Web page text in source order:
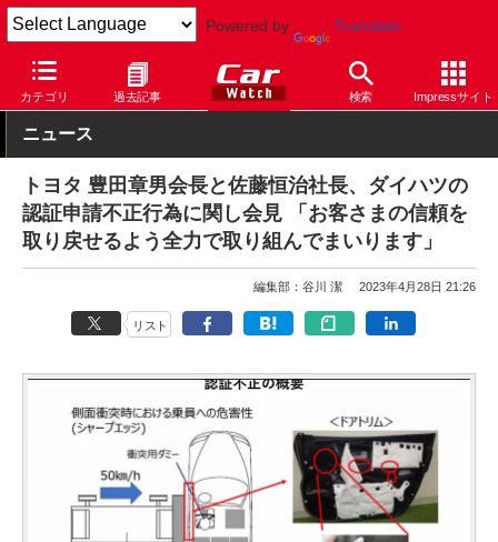
Powered by Translate
カテゴリ 過去記事 検索 Impressサイト
Car Watch 自動車 ダイハツ
ニュース
トヨタ 豊田章男会長と佐藤恒治社長、ダイハツの
認証申請不正行為に関し会見 「お客さまの信頼を
取り戻せるよう全力で取り組んでまいります」
編集部：谷川 潔 2023年4月28日 21:26
リスト